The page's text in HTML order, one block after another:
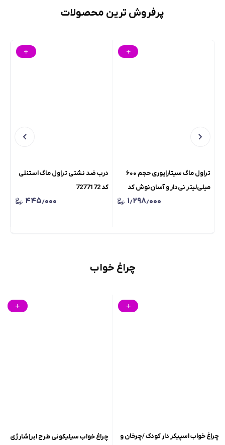
پرفروش ترین محصولات
تراول ماگ سیتارایوری حجم ۶۰۰
میلی‌لیتر نی‌دار و آسان‌نوش کد
۱٫۲۹۸٫۰۰۰
درب ضد نشتی تراول ماگ استنلی
کد 7277172
۴۴۵٫۰۰۰
چراغ خواب
چراغ خواب اسپیکر دار کودک /چرخان و
چراغ خواب سیلیکونی طرح ابر|شارژی